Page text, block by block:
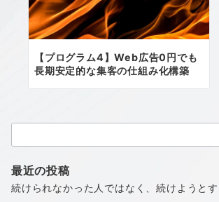
【プログラム4】Web広告0円でも
長期安定的な集客の仕組み化構築
索：
最近の投稿
続けられなかった人ではなく、続けようと